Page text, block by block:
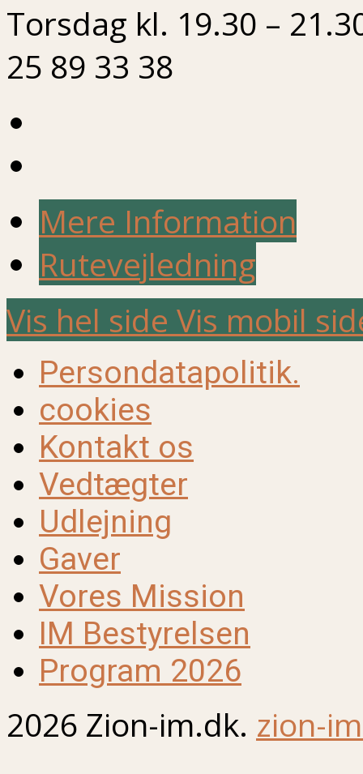
Torsdag kl. 19.30 –
25 89 33 38
Mere Information
Rutevejledning
Vis hel side Vis mobil
Persondatapolitik.
cookies
Kontakt os
Vedtægter
Udlejning
Gaver
Vores Mission
IM Bestyrelsen
Program 2026
2026 Zion-im.dk. zion-